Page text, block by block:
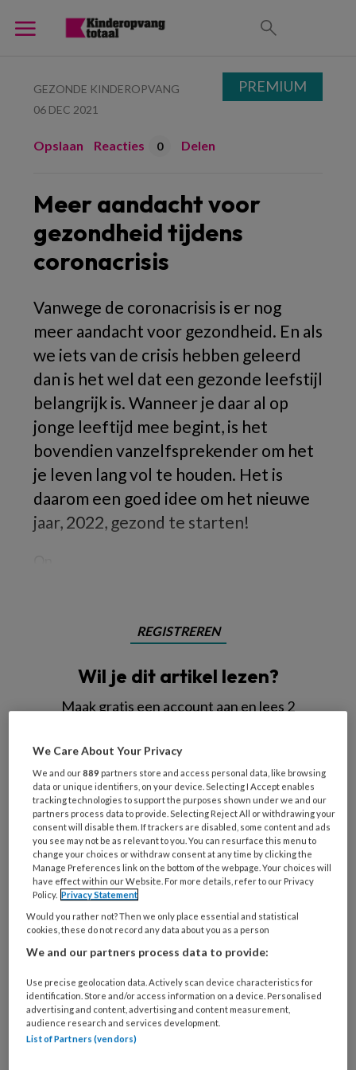
GEZONDE KINDEROPVANG
06 DEC 2021
Opslaan Reacties 0 Delen
Meer aandacht voor
gezondheid tijdens
coronacrisis
Vanwege de coronacrisis is er nog
meer aandacht voor gezondheid. En als
we iets van de crisis hebben geleerd
dan is het wel dat een gezonde leefstijl
belangrijk is. Wanneer je daar al op
jonge leeftijd mee begint, is het
bovendien vanzelfsprekender om het
je leven lang vol te houden. Het is
daarom een goed idee om het nieuwe
jaar, 2022, gezond te starten!
REGISTREREN
Wil je dit artikel lezen?
Maak gratis een account aan en lees 2
Al een account of abonnement? Log dan in
Wat
is
je
e-
mailadres?
*
Kies
je
wachtwoord* *
je
functie *
Bij
welke
organisatie
PREMIUM
We Care About Your Privacy
We and our889 partners store and access personal data, like browsing
data or unique identifiers, on your device. Selecting I Accept enables
tracking technologies to support the purposes shown under we and our
partners process data to provide. Selecting Reject All or withdrawing your
consent will disable them. If trackers are disabled, some content and ads
you see may not be as relevant to you. You can resurface this menu to
change your choices or withdraw consent at any time by clicking the
Manage Preferences link on the bottom of the webpage. Your choices will
have effect within our Website. For more details, refer to our Privacy
Policy. Privacy Statement
Would you rather not? Then we only place essential and statistical
cookies, these do not record any data about you as a person
We and our partners process data to provide:
Use precise geolocation data. Actively scan device characteristics for
identification. Store and/or access information on a device. Personalised
advertising and content, advertising and content measurement,
audience research and services development.
List of Partners (vendors)